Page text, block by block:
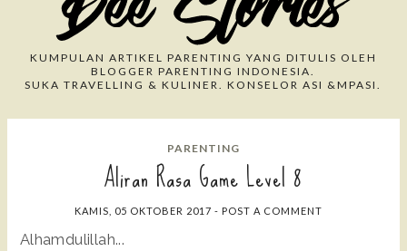
KUMPULAN ARTIKEL PARENTING YANG DITULIS OLEH
BLOGGER PARENTING INDONESIA.
SUKA TRAVELLING & KULINER. KONSELOR ASI &MPASI.
PARENTING
Aliran Rasa Game Level 8
KAMIS, 05 OKTOBER 2017 - POST A COMMENT
Alhamdulillah...